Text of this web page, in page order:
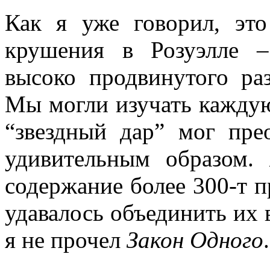
Как я уже говорил,
крушения в Розуэлле
высоко продвинутого
Мы могли изучать
“звездный дар” мог
удивительным
содержание более 300-т
удавалось объединить
я не прочел Закон Одного.